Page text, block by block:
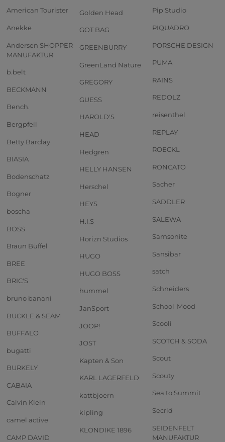
American Tourister
Anekke
Andersen SHOPPER
MANUFAKTUR
b.belt
BECKMANN
Bench.
Bergpfeil
Betty Barclay
BIASIA
Bodenschatz
Bogner
boscha
BOSS
Braun Büffel
BREE
BRIC'S
bruno banani
BUCKLE & SEAM
BUFFALO
bugatti
BURKELY
CABAIA
Calvin Klein
camel active
CAMP DAVID
Golden Head
GOT BAG
GREENBURRY
GreenLand Nature
GREGORY
GUESS
HAROLD'S
HEAD
Hedgren
HELLY HANSEN
Herschel
HEYS
H.I.S
Horizn Studios
HUGO
HUGO BOSS
hummel
JanSport
JOOP!
JOST
Kapten & Son
KARL LAGERFELD
kattbjoern
kipling
KLONDIKE 1896
Pip Studio
PIQUADRO
PORSCHE DESIGN
PUMA
RAINS
REDOLZ
reisenthel
REPLAY
ROECKL
RONCATO
Sacher
SADDLER
SALEWA
Samsonite
Sansibar
satch
Schneiders
School-Mood
Scooli
SCOTCH & SODA
Scout
Scouty
Sea to Summit
Secrid
SEIDENFELT
MANUFAKTUR